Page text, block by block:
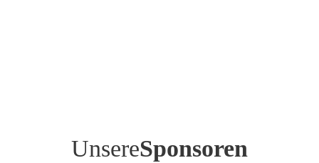
UnsereSponsoren